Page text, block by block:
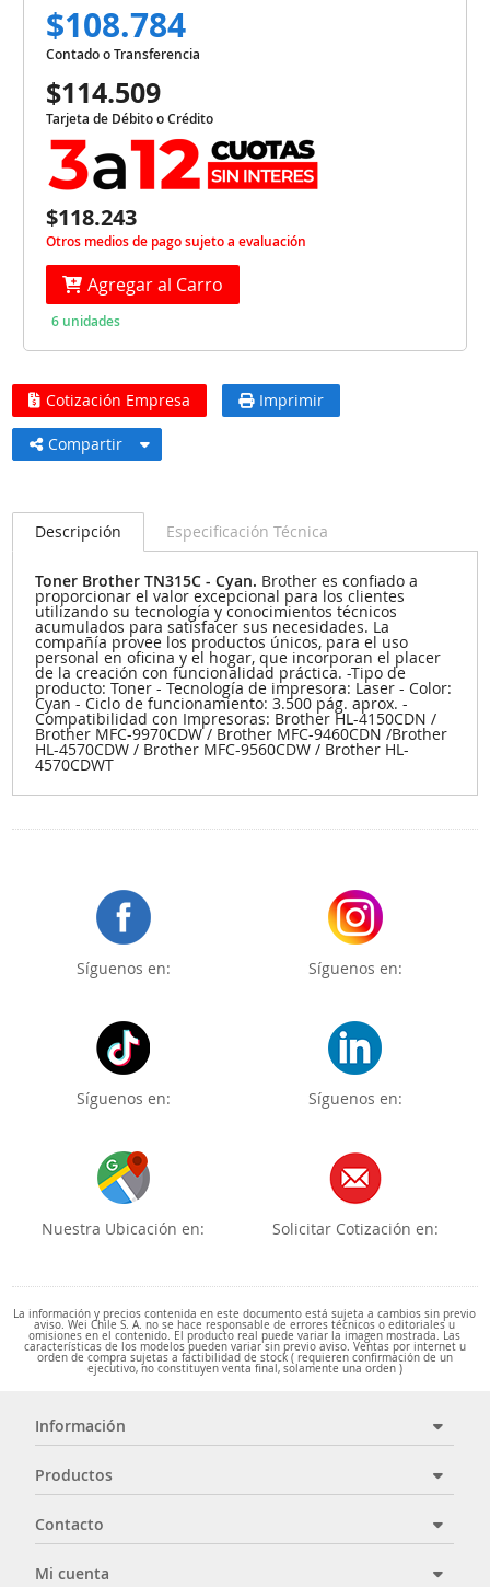
$108.784
Contado o Transferencia
$114.509
Tarjeta de Débito o Crédito
$118.243
Otros medios de pago sujeto a evaluación
Agregar al Carro
6 unidades
Cotización Empresa Imprimir
Compartir
Descripción Especificación Técnica
Toner Brother TN315C - Cyan. Brother es confiado a
proporcionar el valor excepcional para los clientes
utilizando su tecnología y conocimientos técnicos
acumulados para satisfacer sus necesidades. La
compañía provee los productos únicos, para el uso
personal en oficina y el hogar, que incorporan el placer
de la creación con funcionalidad práctica. -Tipo de
producto: Toner - Tecnología de impresora: Laser - Color:
Cyan - Ciclo de funcionamiento: 3.500 pág. aprox. -
Compatibilidad con Impresoras: Brother HL-4150CDN /
Brother MFC-9970CDW / Brother MFC-9460CDN /Brother
HL-4570CDW / Brother MFC-9560CDW / Brother HL-
4570CDWT
Síguenos en: Síguenos en:
Síguenos en: Síguenos en:
Nuestra Ubicación en: Solicitar Cotización en:
La información y precios contenida en este documento está sujeta a cambios sin previo
aviso. Wei Chile S. A. no se hace responsable de errores técnicos o editoriales u
omisiones en el contenido. El producto real puede variar la imagen mostrada. Las
características de los modelos pueden variar sin previo aviso. Ventas por internet u
orden de compra sujetas a factibilidad de stock ( requieren confirmación de un
ejecutivo, no constituyen venta final, solamente una orden )
Información
Productos
Contacto
Mi cuenta